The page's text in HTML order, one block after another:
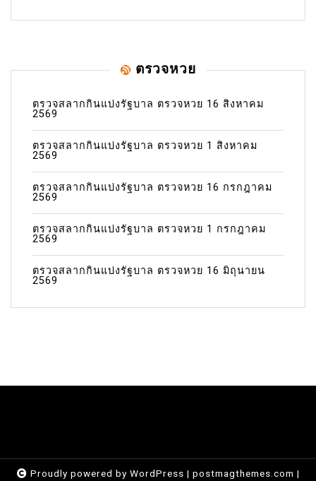
ตรวจหวย
ตรวจสลากกินแบ่งรัฐบาล ตรวจหวย 16 สิงหาคม
2569
ตรวจสลากกินแบ่งรัฐบาล ตรวจหวย 1 สิงหาคม
2569
ตรวจสลากกินแบ่งรัฐบาล ตรวจหวย 16 กรกฎาคม
2569
ตรวจสลากกินแบ่งรัฐบาล ตรวจหวย 1 กรกฎาคม
2569
ตรวจสลากกินแบ่งรัฐบาล ตรวจหวย 16 มิถุนายน
2569
Proudly powered by WordPress | postmagthemes.com |